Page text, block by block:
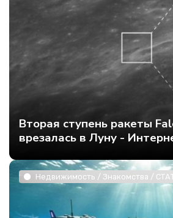
Вторая ступень ракеты
врезалась в Луну -
Недвижимость / Знакомства /